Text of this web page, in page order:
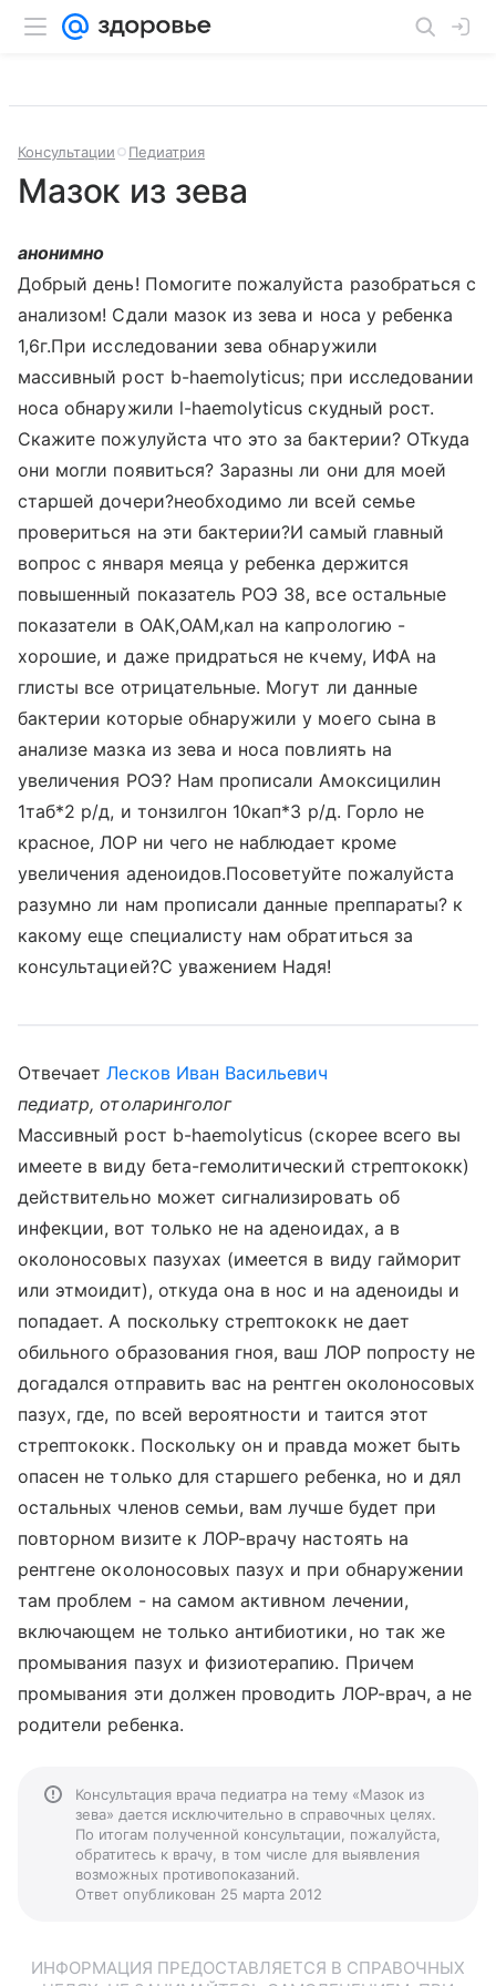
Консультации Педиатрия
Мазок из зева
анонимно
Добрый день! Помогите пожалуйста разобраться с
анализом! Сдали мазок из зева и носа у ребенка
1,6г.При исследовании зева обнаружили
массивный рост b-haemolyticus; при исследовании
носа обнаружили l-haemolyticus скудный рост.
Скажите пожулуйста что это за бактерии? ОТкуда
они могли появиться? Заразны ли они для моей
старшей дочери?необходимо ли всей семье
провериться на эти бактерии?И самый главный
вопрос с января меяца у ребенка держится
повышенный показатель РОЭ 38, все остальные
показатели в ОАК,ОАМ,кал на капрологию -
хорошие, и даже придраться не кчему, ИФА на
глисты все отрицательные. Могут ли данные
бактерии которые обнаружили у моего сына в
анализе мазка из зева и носа повлиять на
увеличения РОЭ? Нам прописали Амоксицилин
1таб*2 р/д, и тонзилгон 10кап*3 р/д. Горло не
красное, ЛОР ни чего не наблюдает кроме
увеличения аденоидов.Посоветуйте пожалуйста
разумно ли нам прописали данные преппараты? к
какому еще специалисту нам обратиться за
консультацией?С уважением Надя!
ОтвечаетЛесков Иван Васильевич
педиатр, отоларинголог
Массивный рост b-haemolyticus (скорее всего вы
имеете в виду бета-гемолитический стрептококк)
действительно может сигнализировать об
инфекции, вот только не на аденоидах, а в
околоносовых пазухах (имеется в виду гайморит
или этмоидит), откуда она в нос и на аденоиды и
попадает. А поскольку стрептококк не дает
обильного образования гноя, ваш ЛОР попросту не
догадался отправить вас на рентген околоносовых
пазух, где, по всей вероятности и таится этот
стрептококк. Поскольку он и правда может быть
опасен не только для старшего ребенка, но и дял
остальных членов семьи, вам лучше будет при
повторном визите к ЛОР-врачу настоять на
рентгене околоносовых пазух и при обнаружении
там проблем - на самом активном лечении,
включающем не только антибиотики, но так же
промывания пазух и физиотерапию. Причем
промывания эти должен проводить ЛОР-врач, а не
родители ребенка.
Консультация врача педиатра на тему «Мазок из
зева» дается исключительно в справочных целях.
По итогам полученной консультации, пожалуйста,
обратитесь к врачу, в том числе для выявления
возможных противопоказаний.
Ответ опубликован 25 марта 2012
ИНФОРМАЦИЯ ПРЕДОСТАВЛЯЕТСЯ В СПРАВОЧНЫХ